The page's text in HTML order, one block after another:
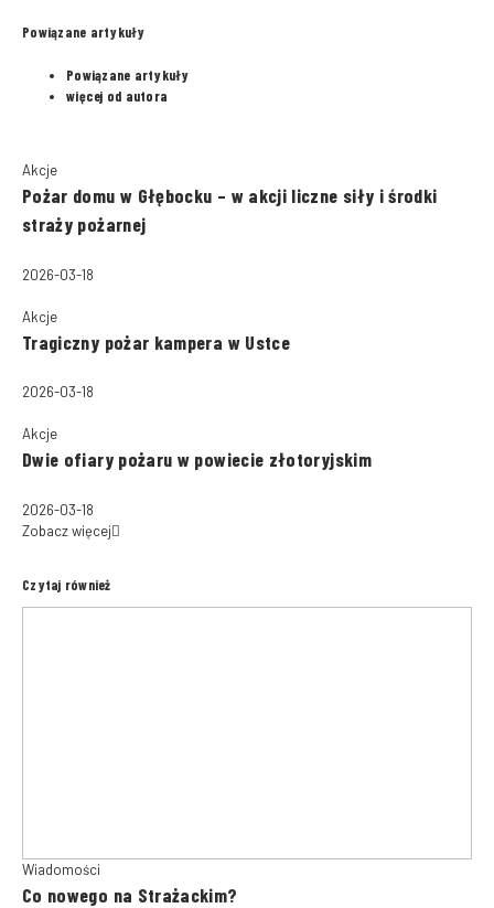
Powiązane artykuły
Powiązane artykuły
więcej od autora
Akcje
Pożar domu w Głębocku – w akcji liczne siły i środki
straży pożarnej
2026-03-18
Akcje
Tragiczny pożar kampera w Ustce
2026-03-18
Akcje
Dwie ofiary pożaru w powiecie złotoryjskim
2026-03-18
Zobacz więcej
Czytaj również
Wiadomości
Co nowego na Strażackim?